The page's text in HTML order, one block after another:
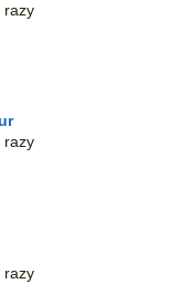
razy
razy
razy